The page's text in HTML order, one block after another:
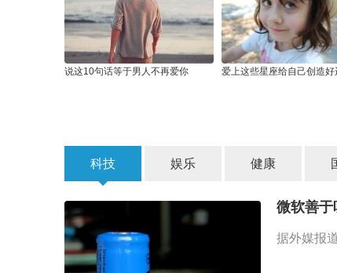
说这10句话等于男人不再爱你 爱上这些星座给自己创造好
科技 娱乐 健康
微软善
据外媒报